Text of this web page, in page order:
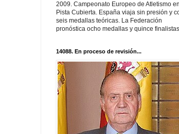
2009. Campeonato Europeo de Atletismo en
Pista Cubierta. España viaja sin presión y
seis medallas teóricas. La Federación
pronóstica ocho medallas y quince finalistas
14088. En proceso de revisión...